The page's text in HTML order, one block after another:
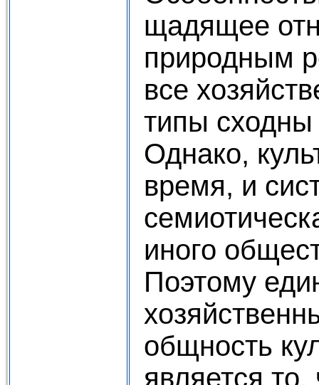
щадящее
природным
все
типы
Однако,
время, и
иного
Поэтому
общность
является